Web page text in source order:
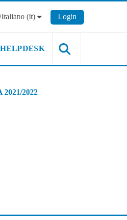
Italiano ‎(it)‎ Login
HELPDESK
2022